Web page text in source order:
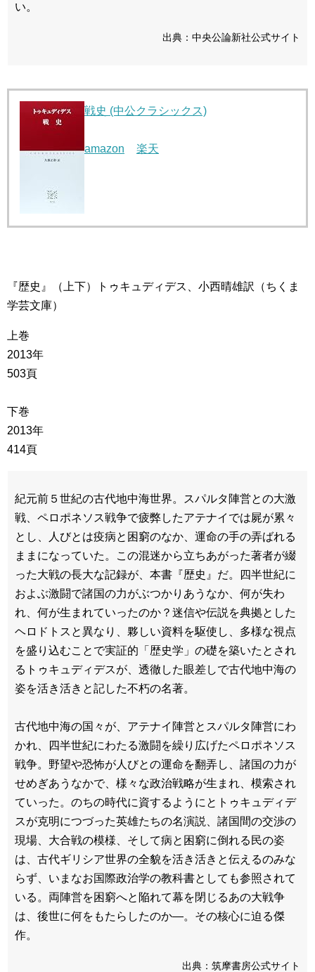
い。
出典：中央公論新社公式サイト
戦史 (中公クラシックス)
amazon 楽天
『歴史』（上下）トゥキュディデス、小西晴雄訳（ちくま
学芸文庫）
上巻
2013年
503頁
下巻
2013年
414頁
紀元前５世紀の古代地中海世界。スパルタ陣営との大激
戦、ペロポネソス戦争で疲弊したアテナイでは屍が累々
とし、人びとは疫病と困窮のなか、運命の手の弄ばれる
ままになっていた。この混迷から立ちあがった著者が綴
った大戦の長大な記録が、本書『歴史』だ。四半世紀に
およぶ激闘で諸国の力がぶつかりあうなか、何が失わ
れ、何が生まれていったのか？迷信や伝説を典拠とした
ヘロドトスと異なり、夥しい資料を駆使し、多様な視点
を盛り込むことで実証的「歴史学」の礎を築いたとされ
るトゥキュディデスが、透徹した眼差しで古代地中海の
姿を活き活きと記した不朽の名著。
古代地中海の国々が、アテナイ陣営とスパルタ陣営にわ
かれ、四半世紀にわたる激闘を繰り広げたペロポネソス
戦争。野望や恐怖が人びとの運命を翻弄し、諸国の力が
せめぎあうなかで、様々な政治戦略が生まれ、模索され
ていった。のちの時代に資するようにとトゥキュディデ
スが克明につづった英雄たちの名演説、諸国間の交渉の
現場、大合戦の模様、そして病と困窮に倒れる民の姿
は、古代ギリシア世界の全貌を活き活きと伝えるのみな
らず、いまなお国際政治学の教科書としても参照されて
いる。両陣営を困窮へと陥れて幕を閉じるあの大戦争
は、後世に何をもたらしたのか―。その核心に迫る傑
作。
出典：筑摩書房公式サイト